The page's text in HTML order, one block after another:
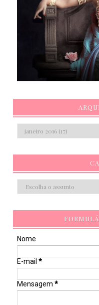
Nome
E-mail *
Mensagem *